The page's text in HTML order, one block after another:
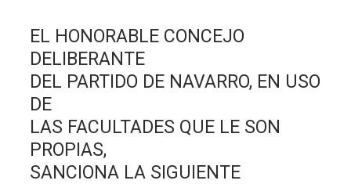
EL HONORABLE CONCEJO
DELIBERANTE
DEL PARTIDO DE NAVARRO, EN USO
DE
LAS FACULTADES QUE LE SON
PROPIAS,
SANCIONA LA SIGUIENTE